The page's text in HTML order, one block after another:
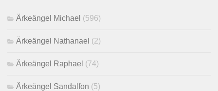
Ärkeängel Michael (596)
Ärkeängel Nathanael (2)
Ärkeängel Raphael (74)
Ärkeängel Sandalfon (5)